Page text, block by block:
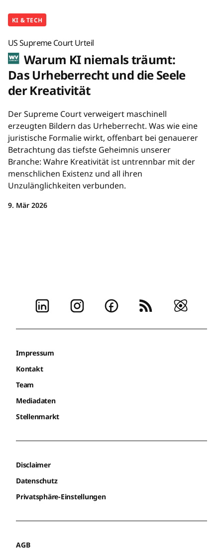
KI & TECH
US Supreme Court Urteil
Warum KI niemals träumt:
Das Urheberrecht und die Seele
der Kreativität
Der Supreme Court verweigert maschinell
erzeugten Bildern das Urheberrecht. Was wie eine
juristische Formalie wirkt, offenbart bei genauerer
Betrachtung das tiefste Geheimnis unserer
Branche: Wahre Kreativität ist untrennbar mit der
menschlichen Existenz und all ihren
Unzulänglichkeiten verbunden.
9. Mär 2026
Impressum
Kontakt
Team
Mediadaten
Stellenmarkt
Disclaimer
Datenschutz
Privatsphäre-Einstellungen
AGB